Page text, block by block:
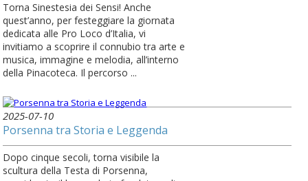
Torna Sinestesia dei Sensi! Anche
quest’anno, per festeggiare la giornata
dedicata alle Pro Loco d’Italia, vi
invitiamo a scoprire il connubio tra arte e
musica, immagine e melodia, all’interno
della Pinacoteca. Il percorso ...
2025-07-10
Porsenna tra Storia e Leggenda
Dopo cinque secoli, torna visibile la
scultura della Testa di Porsenna,